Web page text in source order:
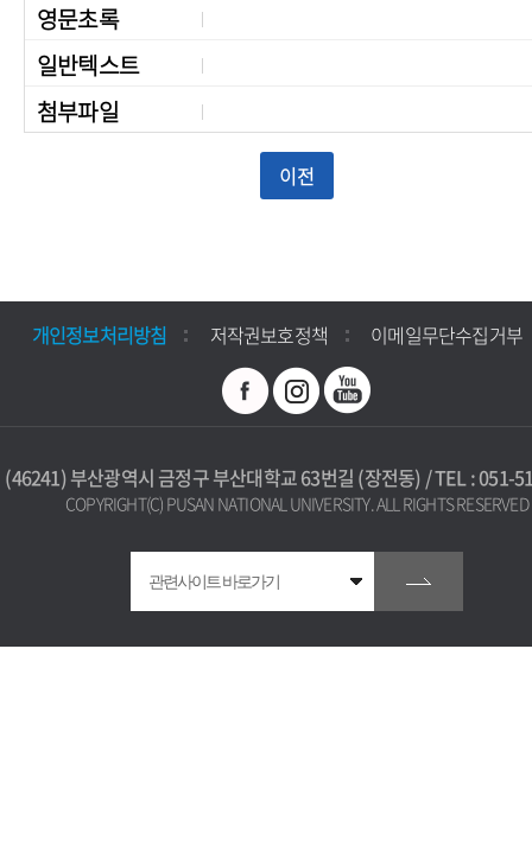
영문초록
일반텍스트
첨부파일
개인정보처리방침 저작권보호정책 이메일무단수집거부
(46241) 부산광역시 금정구 부산대학교 63번길 (장전동) / TEL : 051-
COPYRIGHT(C) PUSAN NATIONAL UNIVERSITY. ALL RIGHTS RESERVED